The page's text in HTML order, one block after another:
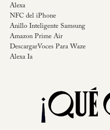
Alexa
NFC del iPhone
Anillo Inteligente Samsung
Amazon Prime Air
DescargarVoces Para Waze
Alexa Ia